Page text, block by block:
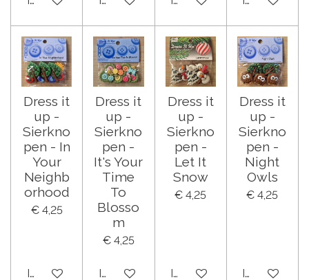
Dress it
up -
Sierkno
pen - In
Your
Neighb
orhood
€ 4,25
In winkelwagen
Dress it
up -
Sierkno
pen -
It's Your
Time
To
Blosso
m
€ 4,25
In winkelwagen
Dress it
up -
Sierkno
pen -
Let It
Snow
€ 4,25
In winkelwagen
Dress it
up -
Sierkno
pen -
Night
Owls
€ 4,25
In